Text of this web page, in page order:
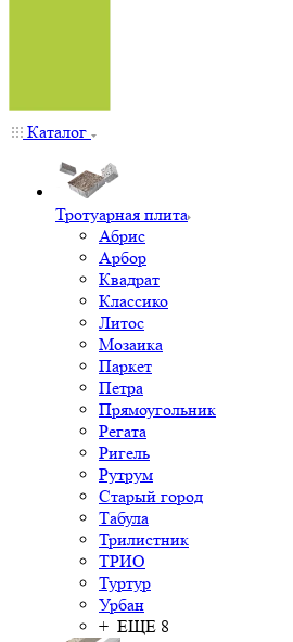
Каталог
Тротуарная плита
Абрис
Арбор
Квадрат
Классико
Литос
Мозаика
Паркет
Петра
Прямоугольник
Регата
Ригель
Рутрум
Старый город
Табула
Трилистник
ТРИО
Туртур
Урбан
+ ЕЩЕ 8